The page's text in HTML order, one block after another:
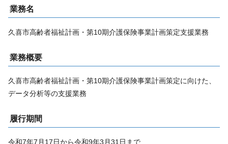
業務名
久喜市高齢者福祉計画・第10期介護保険事業計画策定支援業務
業務概要
久喜市高齢者福祉計画・第10期介護保険事業計画策定に向けた、
データ分析等の支援業務
履行期間
令和7年7月17日から令和9年3月31日まで